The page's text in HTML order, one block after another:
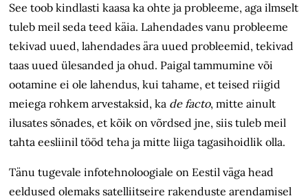
See toob kindlasti kaasa ka ohte ja probleeme, aga ilmselt
tuleb meil seda teed käia. Lahendades vanu probleeme
tekivad uued, lahendades ära uued probleemid, tekivad
taas uued ülesanded ja ohud. Paigal tammumine või
ootamine ei ole lahendus, kui tahame, et teised riigid
meiega rohkem arvestaksid, ka de facto, mitte ainult
ilusates sõnades, et kõik on võrdsed jne, siis tuleb meil
tahta eesliinil tööd teha ja mitte liiga tagasihoidlik olla.
Tänu tugevale infotehnoloogiale on Eestil väga head
eeldused olemaks satelliitseire rakenduste arendamisel